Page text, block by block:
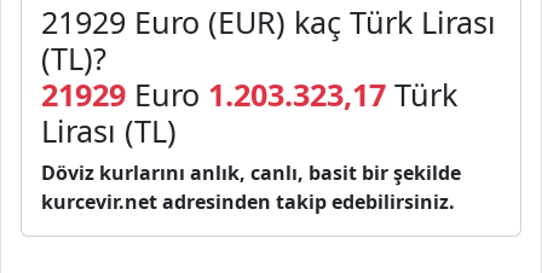
21929 Euro (EUR) kaç Türk Lirası
(TL)?
21929 Euro 1.203.323,17 Türk
Lirası (TL)
Döviz kurlarını anlık, canlı, basit bir şekilde
kurcevir.net adresinden takip edebilirsiniz.